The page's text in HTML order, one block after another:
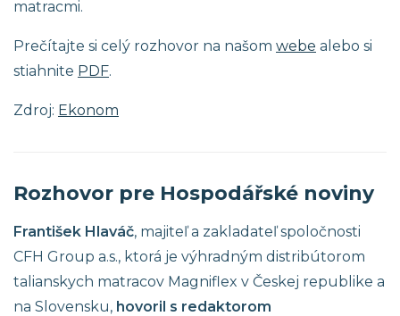
matracmi.
Prečítajte si celý rozhovor na našom webe alebo si
stiahnite PDF.
Zdroj: Ekonom
Rozhovor pre Hospodářské noviny
František Hlaváč, majiteľ a zakladateľ spoločnosti
CFH Group a.s., ktorá je výhradným distribútorom
talianskych matracov Magniflex v Českej republike a
na Slovensku, hovoril s redaktorom